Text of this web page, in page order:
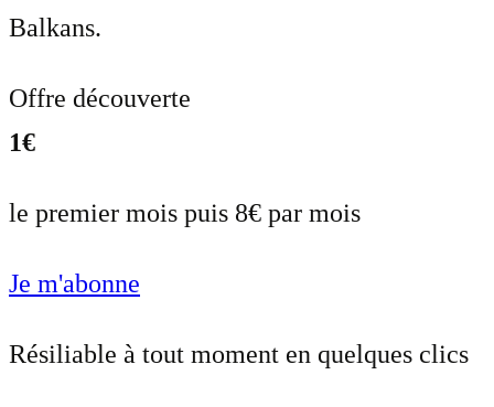
Balkans.
Offre découverte
1€
le premier mois puis 8€ par mois
Je m'abonne
Résiliable à tout moment en quelques clics